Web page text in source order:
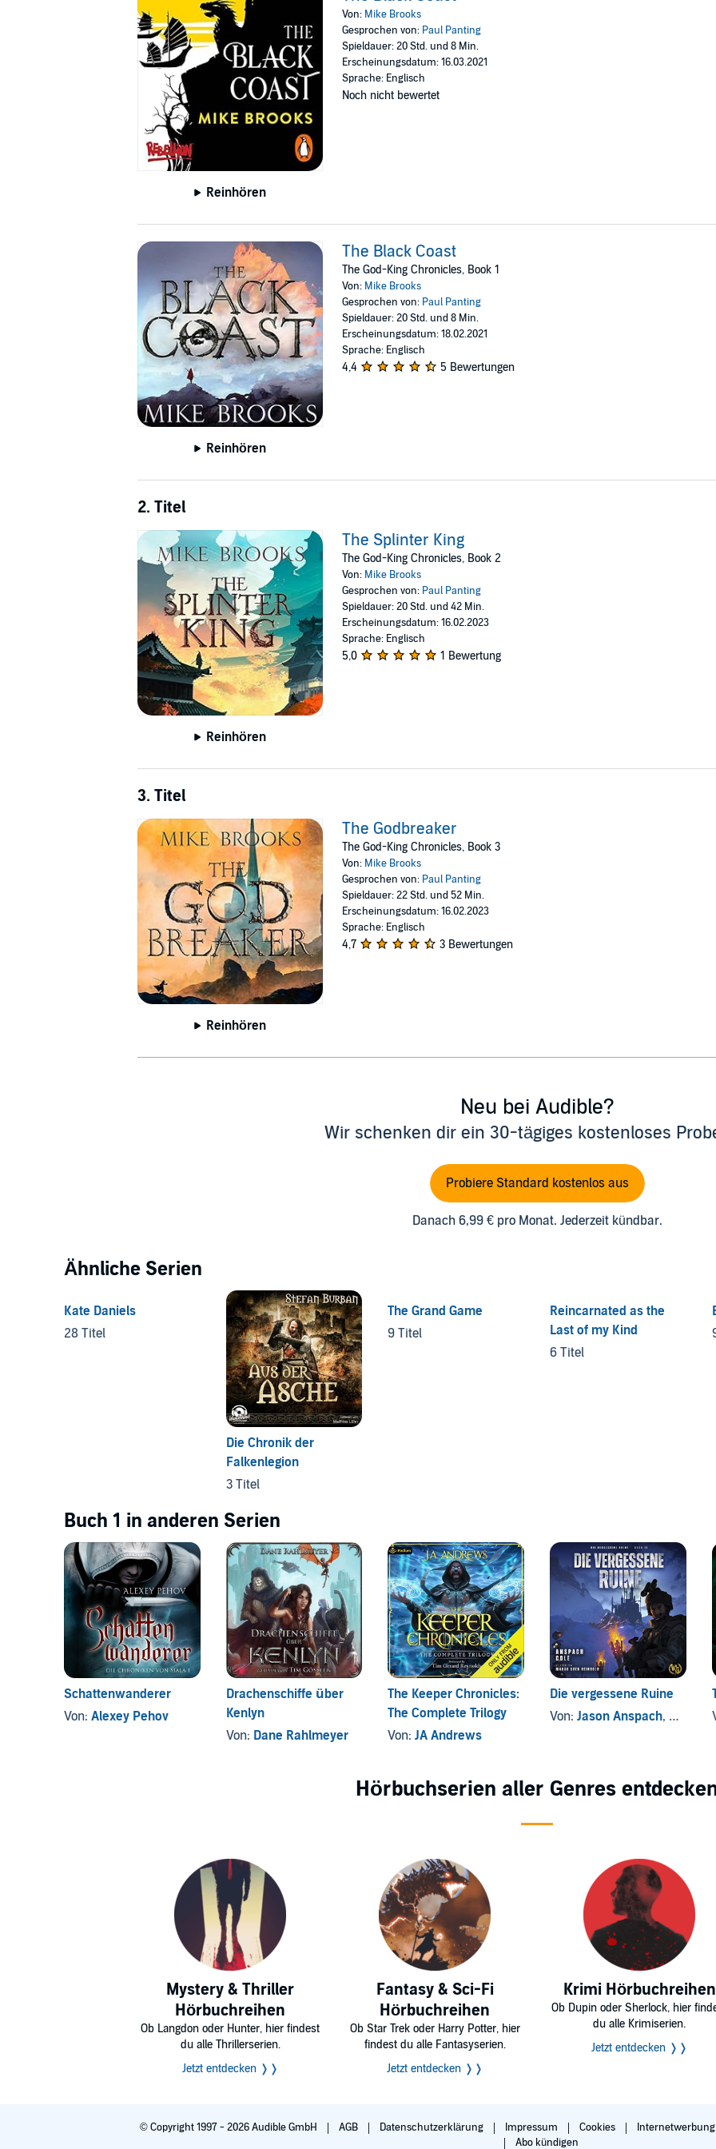
Meanwhile the wider continent of Narida is lurching toward war. Black Keep is about to be caught in the crossfire - if
The start of an unmissable fantasy series.
© 2021 Mike Brooks (P) Penguin Audio and Rebellion Publishing 2021
Reinhören
Von: Mike Brooks
Gesprochen von: Paul Panting
Spieldauer: 20 Std. und 8 Min.
Erscheinungsdatum: 16.03.2021
Sprache: Englisch
Noch nicht bewertet
Reinhören
The Black Coast
The God-King Chronicles, Book 1
Von: Mike Brooks
Gesprochen von: Paul Panting
Spieldauer: 20 Std. und 8 Min.
Erscheinungsdatum: 18.02.2021
Sprache: Englisch
4,4 5 Bewertungen
2. Titel
Reinhören
The Splinter King
The God-King Chronicles, Book 2
Von: Mike Brooks
Gesprochen von: Paul Panting
Spieldauer: 20 Std. und 42 Min.
Erscheinungsdatum: 16.02.2023
Sprache: Englisch
5,0 1 Bewertung
3. Titel
Reinhören
The Godbreaker
The God-King Chronicles, Book 3
Von: Mike Brooks
Gesprochen von: Paul Panting
Spieldauer: 22 Std. und 52 Min.
Erscheinungsdatum: 16.02.2023
Sprache: Englisch
4,7 3 Bewertungen
Neu bei Audible?
Wir schenken dir ein 30-tägiges kostenloses
Probiere Standard kostenlos aus
Danach 6,99 € pro Monat. Jederzeit kündbar.
Ähnliche Serien
Kate Daniels
28 Titel
Die Chronik der
Falkenlegion
3 Titel
The Grand Game
9 Titel
Reincarnated as the
Last of my Kind
6 Titel
Buch 1 in anderen Serien
Schattenwanderer
Von: Alexey Pehov
Drachenschiffe über
Kenlyn
Von: Dane Rahlmeyer
The Keeper Chronicles:
The Complete Trilogy
Von:JA Andrews
Die vergessene Ruine
Von: Jason Anspach, und andere
Hörbuchserien aller Genres
Mystery & Thriller
Hörbuchreihen
Ob Langdon oder Hunter, hier findest
du alle Thrillerserien.
Jetzt entdecken ❭❭
Fantasy & Sci-Fi
Hörbuchreihen
Ob Star Trek oder Harry Potter, hier
findest du alle Fantasyserien.
Jetzt entdecken ❭❭
Krimi Hörbuchreihen
Ob Dupin oder Sherlock, hier
du alle Krimiserien.
Jetzt entdecken ❭❭
© Copyright 1997 - 2026 Audible GmbH AGB Datenschutzerklärung Impressum Cookies Internetwerbung
Abo kündigen